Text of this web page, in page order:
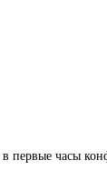
первые часы